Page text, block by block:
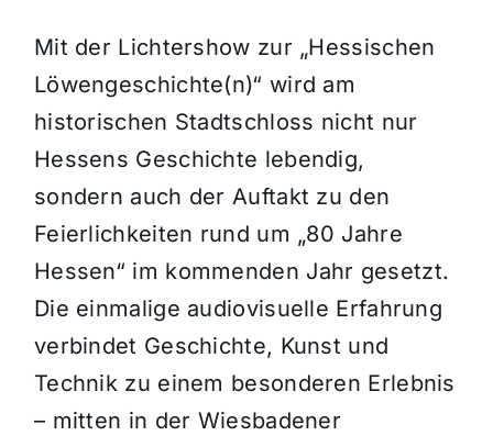
Mit der Lichtershow zur „Hessischen
Löwengeschichte(n)“ wird am
historischen Stadtschloss nicht nur
Hessens Geschichte lebendig,
sondern auch der Auftakt zu den
Feierlichkeiten rund um „80 Jahre
Hessen“ im kommenden Jahr gesetzt.
Die einmalige audiovisuelle Erfahrung
verbindet Geschichte, Kunst und
Technik zu einem besonderen Erlebnis
– mitten in der Wiesbadener